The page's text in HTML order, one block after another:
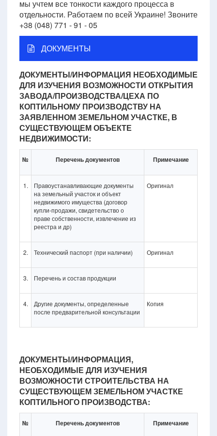
мы учтем все тонкости каждого процесса в
отдельности. Работаем по всей Украине! Звоните
+38 (048) 771 - 91 - 05
ДОКУМЕНТЫ
ДОКУМЕНТЫ/ИНФОРМАЦИЯ НЕОБХОДИМЫЕ
ДЛЯ ИЗУЧЕНИЯ ВОЗМОЖНОСТИ ОТКРЫТИЯ
ЗАВОДА/ПРОИЗВОДСТВА/ЦЕХА ПО
КОПТИЛЬНОМУ ПРОИЗВОДСТВУ НА
ЗАЯВЛЕННОМ ЗЕМЕЛЬНОМ УЧАСТКЕ, В
СУЩЕСТВУЮЩЕМ ОБЪЕКТЕ
НЕДВИЖИМОСТИ:
№ Перечень документов Примечание
1.
Правоустанавливающие документы
на земельный участок и объект
недвижимого имущества (договор
купли-продажи, свидетельство о
праве собственности, извлечение из
реестра и др)
Оригинал
2. Технический паспорт (при наличии) Оригинал
3. Перечень и состав продукции
4.
Другие документы, определенные
после предварительной консультации
Копия
ДОКУМЕНТЫ/ИНФОРМАЦИЯ,
НЕОБХОДИМЫЕ ДЛЯ ИЗУЧЕНИЯ
ВОЗМОЖНОСТИ СТРОИТЕЛЬСТВА НА
СУЩЕСТВУЮЩЕМ ЗЕМЕЛЬНОМ УЧАСТКЕ
КОПТИЛЬНОГО ПРОИЗВОДСТВА:
№ Перечень документов Примечание